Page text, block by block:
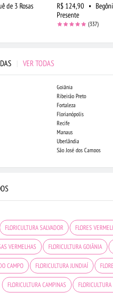
de 3 Rosas
R$ 124,90 •
Presente
(337)
| VER TODAS
Goiânia
Ribeirão Preto
Fortaleza
Florianópolis
Recife
Manaus
Uberlândia
São José dos Campos
FLORICULTURA SALVADOR FLORES
VERMELHAS FLORICULTURA GOIÂNIA
CAMPO FLORICULTURA JUNDIAÍ
FLORICULTURA CAMPINAS FLORICULTURA